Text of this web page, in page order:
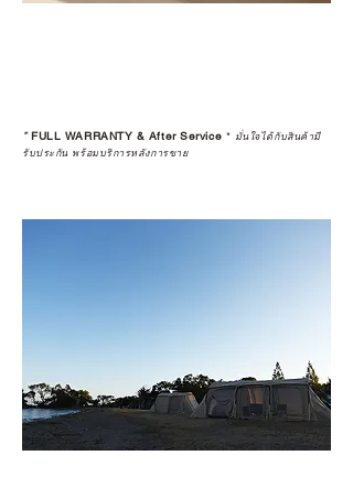
*FULL WARRANTY & After Service * มั่นใจได้กับสินค้ามี
รับประกัน พร้อมบริการหลังการขาย